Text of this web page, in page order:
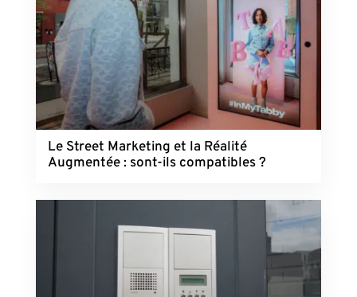
Le Street Marketing et la Réalité
Augmentée : sont-ils compatibles ?